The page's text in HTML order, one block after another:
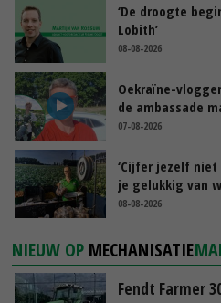
‘De droogte
Lobith’
08-08-2026
Oekraïne-
de ambassade
07-08-2026
‘Cijfer jezelf
je gelukkig van
08-08-2026
NIEUW OP MECHANISATIE
Fendt Farmer